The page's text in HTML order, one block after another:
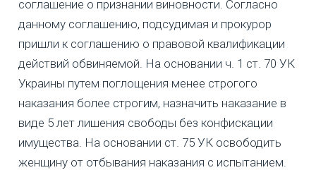
соглашение о признании виновности. Согласно
данному соглашению, подсудимая и прокурор
пришли к соглашению о правовой квалификации
действий обвиняемой. На основании ч. 1 ст. 70 УК
Украины путем поглощения менее строгого
наказания более строгим, назначить наказание в
виде 5 лет лишения свободы без конфискации
имущества. На основании ст. 75 УК освободить
женщину от отбывания наказания с испытанием.